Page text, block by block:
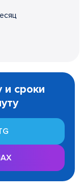
сроки